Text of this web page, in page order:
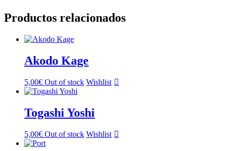
Productos relacionados
Akodo Kage
5,00€ Out of stock Wishlist
Togashi Yoshi
5,00€ Out of stock Wishlist